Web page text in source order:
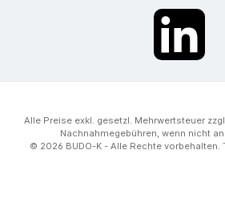
LinkedIn
Alle Preise exkl. gesetzl. Mehrwertsteuer
Nachnahmegebühren, wenn nicht
© 2026 BUDO-K - Alle Rechte vorbehalten.